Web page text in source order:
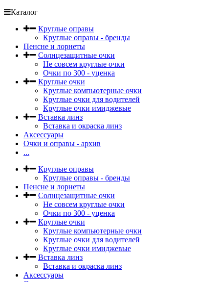
Каталог
Круглые оправы
Круглые оправы - бренды
Пенсне и лорнеты
Солнцезащитные очки
Не совсем круглые очки
Очки по 300 - уценка
Круглые очки
Круглые компьютерные очки
Круглые очки для водителей
Круглые очки имиджевые
Вставка линз
Вставка и окраска линз
Аксессуары
Очки и оправы - архив
...
Круглые оправы
Круглые оправы - бренды
Пенсне и лорнеты
Солнцезащитные очки
Не совсем круглые очки
Очки по 300 - уценка
Круглые очки
Круглые компьютерные очки
Круглые очки для водителей
Круглые очки имиджевые
Вставка линз
Вставка и окраска линз
Аксессуары